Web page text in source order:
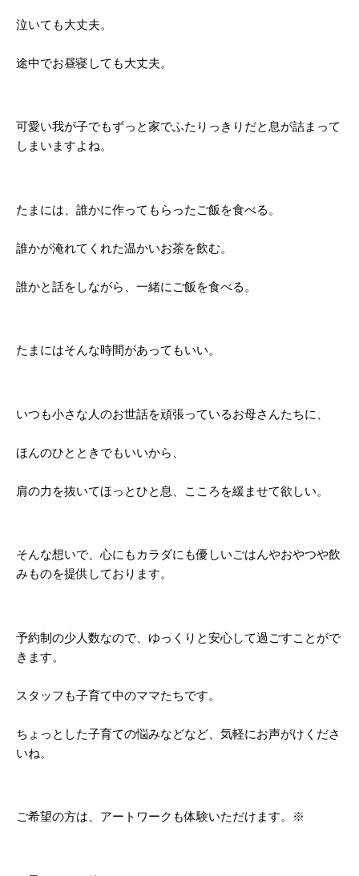
泣いても大丈夫。
途中でお昼寝しても大丈夫。
可愛い我が子でもずっと家でふたりっきりだと息が詰まって
しまいますよね。
たまには、誰かに作ってもらったご飯を食べる。
誰かが淹れてくれた温かいお茶を飲む。
誰かと話をしながら、一緒にご飯を食べる。
たまにはそんな時間があってもいい。
いつも小さな人のお世話を頑張っているお母さんたちに、
ほんのひとときでもいいから、
肩の力を抜いてほっとひと息、こころを緩ませて欲しい。
そんな想いで、心にもカラダにも優しいごはんやおやつや飲
みものを提供しております。
予約制の少人数なので、ゆっくりと安心して過ごすことがで
きます。
スタッフも子育て中のママたちです。
ちょっとした子育ての悩みなどなど、気軽にお声がけくださ
いね。
ご希望の方は、アートワークも体験いただけます。※